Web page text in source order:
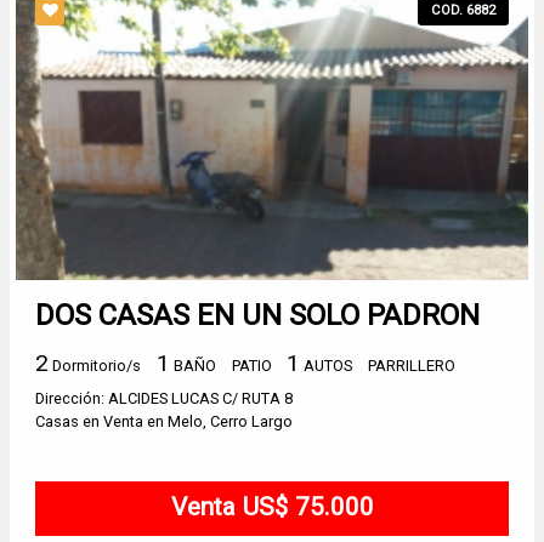
COD. 6882
DOS CASAS EN UN SOLO PADRON
2 Dormitorio/s 1 BAÑO PATIO 1 AUTOS
PARRILLERO
Dirección: ALCIDES LUCAS C/ RUTA 8
Casas en Venta en Melo, Cerro Largo
Venta US$ 75.000